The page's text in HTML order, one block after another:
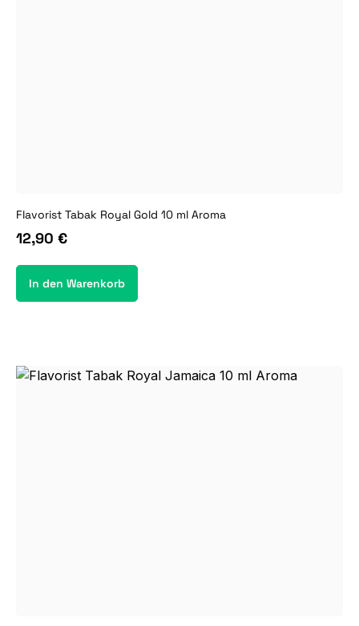
Flavorist Tabak Royal Gold 10 ml Aroma
12,90 €
In den Warenkorb